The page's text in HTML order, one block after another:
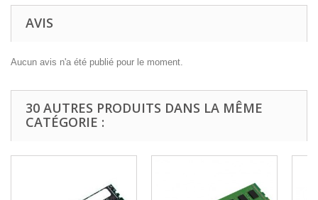
AVIS
Aucun avis n'a été publié pour le moment.
30 AUTRES PRODUITS DANS LA MÊME
CATÉGORIE :